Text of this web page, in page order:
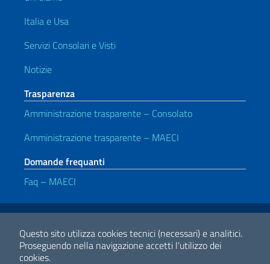
Questo sito utilizza cookies tecnici (necessari) e analitici.
Proseguendo nella navigazione accetti l'utilizzo dei
cookies.
Italia e Usa
Servizi Consolari e Visti
Notizie
Trasparenza
Amministrazione trasparente – Consolato
Amministrazione trasparente – MAECI
Domande frequanti
Faq – MAECI
Link Utili